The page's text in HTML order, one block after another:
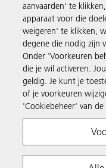
Support en
Inspiratie
Volg Ricoh
aanvaarden' te
apparaat voor die
weigeren' te klikken,
degene die nodig zijn
Onder 'Voorkeuren
die je wil activeren.
geldig. Je kunt je
of je voorkeuren
'Cookiebeheer' van de